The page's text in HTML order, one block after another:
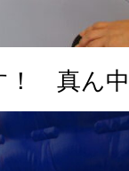
！ 真ん